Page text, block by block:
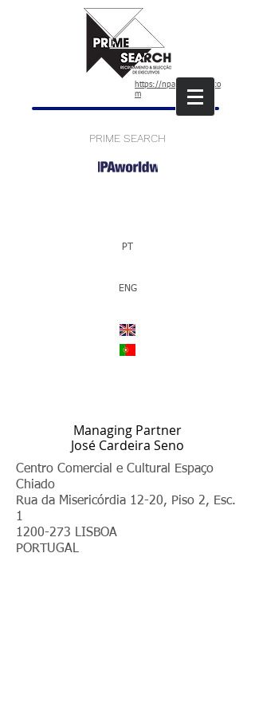
https://npaworldwide.co
m
PRIME SEARCH
PT
ENG
Managing Partner
José Cardeira Seno
Centro Comercial e Cultural Espaço
Chiado
Rua da Misericórdia 12-20, Piso 2, Esc.
1
1200-273 LISBOA
PORTUGAL